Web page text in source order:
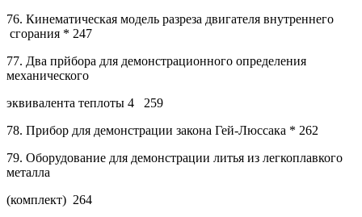
76. Кинематическая модель разреза двигателя внутреннего
сгорания * 247
77. Два прйбора для демонстрационного определения
механического
эквивалента теплоты 4
259
78. Прибор для демонстрации закона Гей-Люссака * 262
79. Оборудование для демонстрации литья из легкоплавкого
металла
(комплект) 264